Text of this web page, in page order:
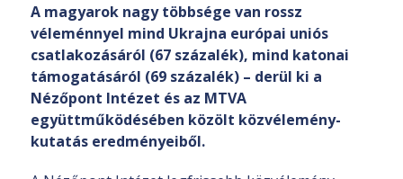
A magyarok nagy többsége van rossz
véleménnyel mind Ukrajna európai uniós
csatlakozásáról (67 százalék), mind katonai
támogatásáról (69 százalék) – derül ki a
Nézőpont Intézet és az MTVA
együttműködésében közölt közvélemény-
kutatás eredményeiből.